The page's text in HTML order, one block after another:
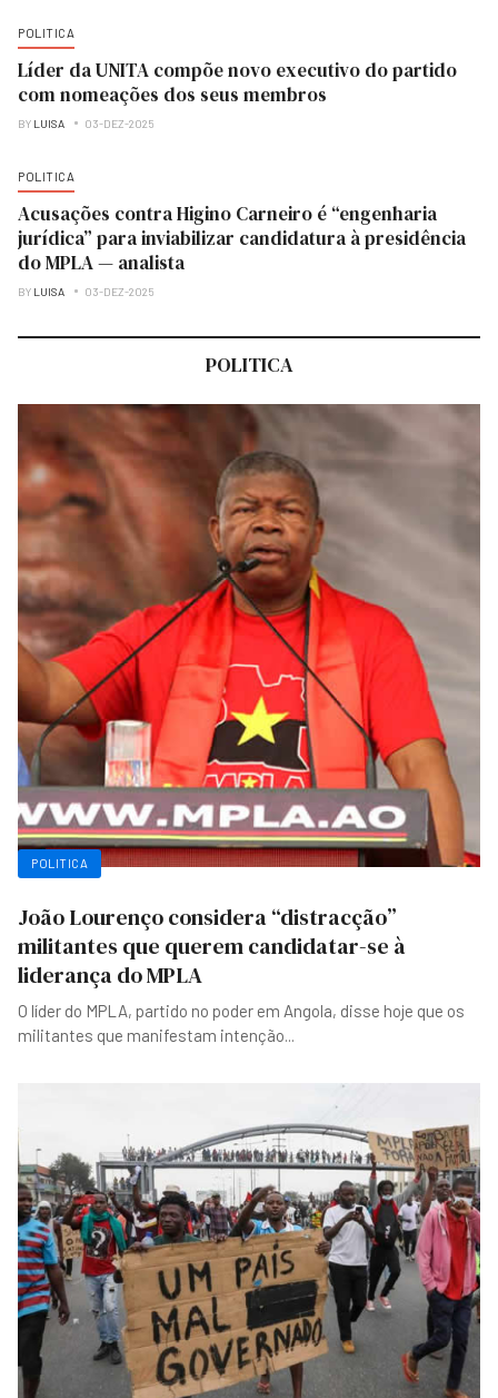
POLITICA
Líder da UNITA compõe novo executivo do partido
com nomeações dos seus membros
BY LUISA 03-DEZ-2025
POLITICA
Acusações contra Higino Carneiro é “engenharia
jurídica” para inviabilizar candidatura à presidência
do MPLA — analista
BY LUISA 03-DEZ-2025
POLITICA
POLITICA
João Lourenço considera “distracção”
militantes que querem candidatar-se à
liderança do MPLA
O líder do MPLA, partido no poder em Angola, disse hoje que os
militantes que manifestam intenção...